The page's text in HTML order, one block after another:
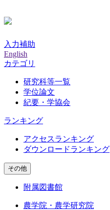
入力補助
English
カテゴリ
研究科等一覧
学位論文
紀要・学協会
ランキング
アクセスランキング
ダウンロードランキング
その他
附属図書館
農学院・農学研究院